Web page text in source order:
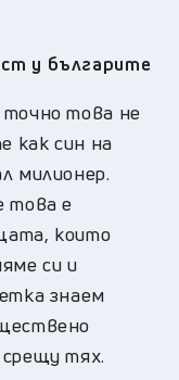
у българите
това не
как син на
милионер.
това е
които
си и
знаем
тях.